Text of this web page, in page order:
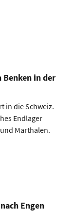
Benken in der
in die Schweiz.
Endlager
Marthalen.
Engen